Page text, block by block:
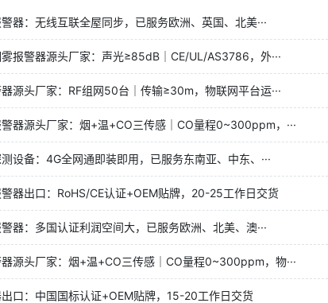
器：无线互联全屋同步，已服务欧洲、英国、北美···
报警器源头厂家：声光≥85dB｜CE/UL/AS3786，外···
源头厂家：RF组网50台｜传输≥30m，物联网平台运···
器源头厂家：烟+温+CO三传感｜CO量程0~300ppm，···
设备：4G全网通即装即用，已服务东南亚、中东、···
器出口：RoHS/CE认证+OEM贴牌，20-25工作日交货
器：多国认证利润空间大，已服务欧洲、北美、澳···
源头厂家：烟+温+CO三传感｜CO量程0~300ppm，物···
口：中国国标认证+OEM贴牌，15-20工作日交货